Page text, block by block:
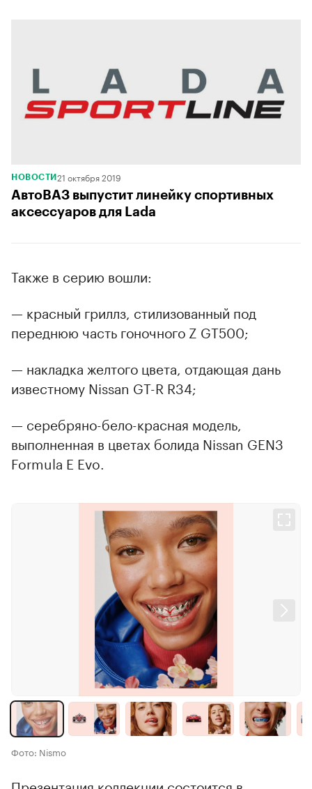
НОВОСТИ 21 октября 2019
АвтоВАЗ выпустит линейку спортивных
аксессуаров для Lada
Также в серию вошли:
— красный гриллз, стилизованный под
переднюю часть гоночного Z GT500;
— накладка желтого цвета, отдающая дань
известному Nissan GT-R R34;
— серебряно-бело-красная модель,
выполненная в цветах болида Nissan GEN3
Formula E Evo.
Фото: Nismo